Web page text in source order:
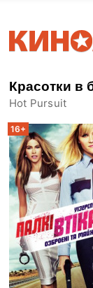
Красотки в
Hot Pursuit
16+